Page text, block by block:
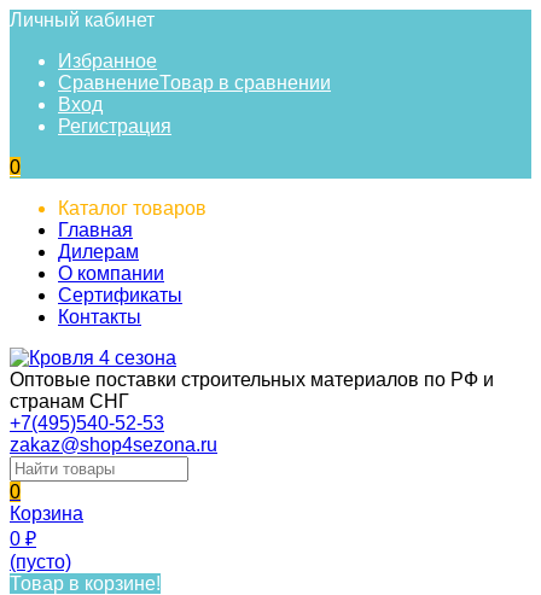
Личный кабинет
Избранное
СравнениеТовар в сравнении
Вход
Регистрация
0
Каталог товаров
Главная
Дилерам
О компании
Сертификаты
Контакты
Оптовые поставки строительных материалов по РФ и
странам СНГ
+7(495)540-52-53
zakaz@shop4sezona.ru
0
Корзина
0 ₽
(пусто)
Товар в корзине!